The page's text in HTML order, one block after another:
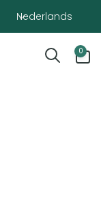
Nederlands
0
artikelen